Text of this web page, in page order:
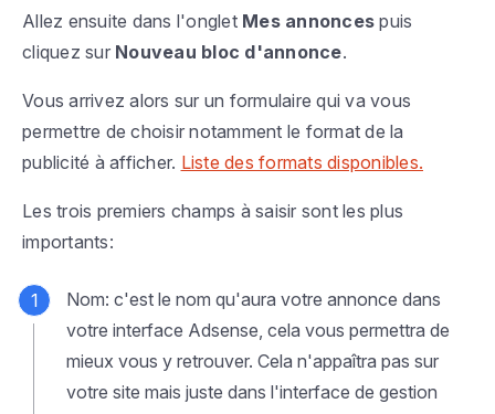
Allez ensuite dans l'onglet Mes annonces puis
cliquez sur Nouveau bloc d'annonce.
Vous arrivez alors sur un formulaire qui va vous
permettre de choisir notamment le format de la
publicité à afficher. Liste des formats disponibles.
Les trois premiers champs à saisir sont les plus
importants:
Nom: c'est le nom qu'aura votre annonce dans
votre interface Adsense, cela vous permettra de
mieux vous y retrouver. Cela n'appaîtra pas sur
votre site mais juste dans l'interface de gestion